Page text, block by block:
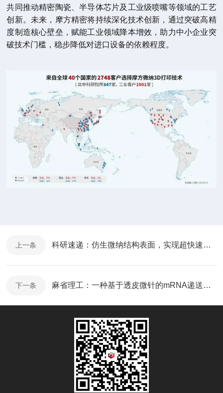
共同推动精密陶瓷、半导体芯片及工业级喷嘴等领域的工艺
创新。未来，摩方精密将持续深化技术创新，通过突破高精
度制造核心壁垒，赋能工业领域降本增效，助力中小企业突
破技术门槛，稳步降低对进口设备的依赖程度。
上一条 科研速递：仿生微纳结构表面，实现超快速气泡捕获
下一条 麻省理工：一种基于透皮微针的mRNA递送和隐形医疗记录技术